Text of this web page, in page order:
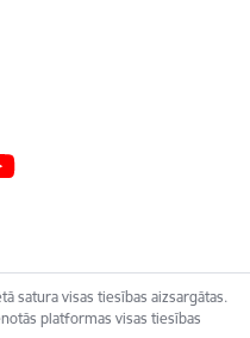
satura visas tiesības aizsargātas.
platformas visas tiesības